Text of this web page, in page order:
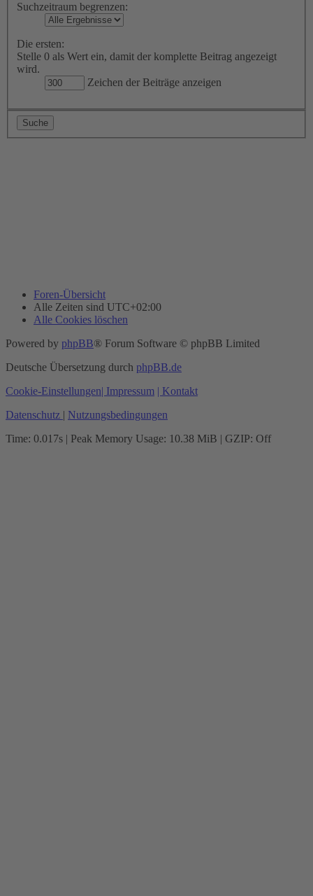
Suchzeitraum begrenzen:
Die ersten:
Stelle 0 als Wert ein, damit der komplette Beitrag angezeigt
wird.
Zeichen der Beiträge anzeigen
Foren-Übersicht
Alle Zeiten sind UTC+02:00
Alle Cookies löschen
Powered by phpBB® Forum Software © phpBB Limited
Deutsche Übersetzung durch phpBB.de
Cookie-Einstellungen| Impressum | Kontakt
Datenschutz | Nutzungsbedingungen
Time: 0.017s | Peak Memory Usage: 10.38 MiB | GZIP: Off